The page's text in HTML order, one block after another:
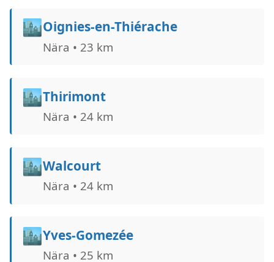
🏙️Oignies-en-Thiérache
Nära • 23 km
🏙️Thirimont
Nära • 24 km
🏙️Walcourt
Nära • 24 km
🏙️Yves-Gomezée
Nära • 25 km